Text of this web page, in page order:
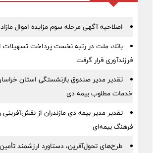
اصلاحیه آگهی مرحله سوم مزایده اموال
بانك ملت در رتبه نخست پرداخت تسهیلات
فرزندآوری قرار گرفت
تقدیر مدیر صندوق بازنشستگی استان
خدمات مطلوب بیمه دی
تقدیر مدیر بیمه دی مازندران از نقش‌آفرینی
فرهنگ بیمه‌ای
طرح‌های تحول‌آفرین، دستاورد ارزشمند